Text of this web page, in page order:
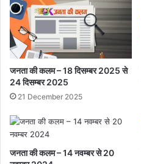
जनता की कलम – 18 दिसम्बर 2025 से
24 दिसम्बर 2025
21 December 2025
जनता की कलम – 14 नवम्बर से 20